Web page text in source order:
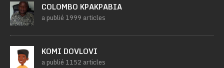
COLOMBO KPAKPABIA
a publié 1999 articles
KOMI DOVLOVI
a publié 1152 articles